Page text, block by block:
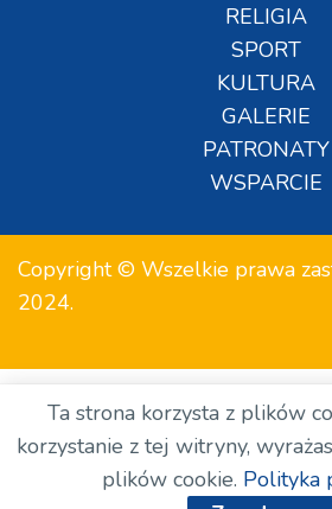
RELIGIA
SPORT
KULTURA
GALERIE
PATRONATY
WSPARCIE
Copyright © Wszelkie prawa
2024.
Ta strona korzysta z plików
korzystanie z tej witryny,
plików cookie. Polityka